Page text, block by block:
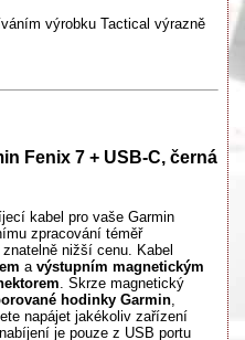
výrobku Tactical výrazně
Fenix 7 + USB-C, černá
kabel pro vaše Garmin
zpracování téměř
nižší cenu. Kabel
a výstupním magnetickým
. Skrze magnetický
hodinky Garmin
napájet jakékoliv zařízení
je pouze z USB portu